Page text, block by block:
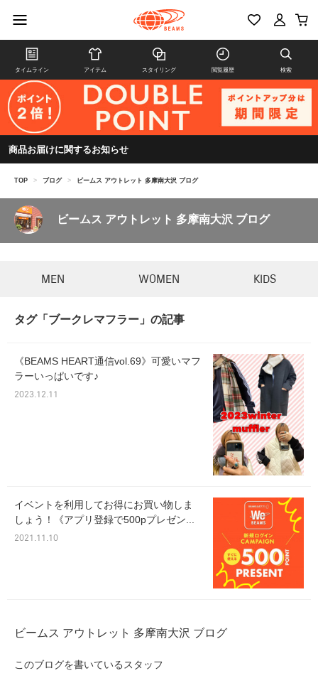
タイムライン アイテム スタイリング 閲覧履歴 検索
商品お届けに関するお知らせ
TOP > ブログ > ビームス アウトレット 多摩南大沢 ブログ
ビームス アウトレット 多摩南大沢 ブログ
MEN WOMEN KIDS
タグ「ブークレマフラー」の記事
《BEAMS HEART通信vol.69》可愛いマフ
ラーいっぱいです♪
2023.12.11
イベントを利用してお得にお買い物しま
しょう！《アプリ登録で500pプレゼン...
2021.11.10
ビームス アウトレット 多摩南大沢 ブログ
このブログを書いているスタッフ